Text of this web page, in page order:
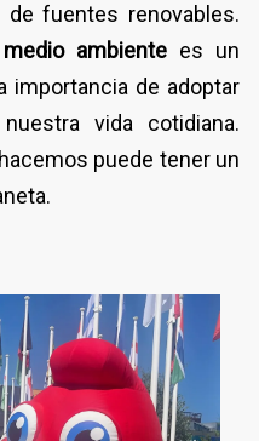
de fuentes renovables.
medio ambiente es un
importancia de adoptar
vida cotidiana.
puede tener un